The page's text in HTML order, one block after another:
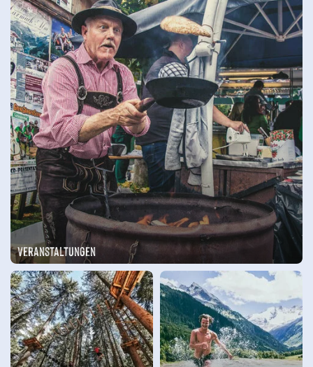
Veranstaltungen